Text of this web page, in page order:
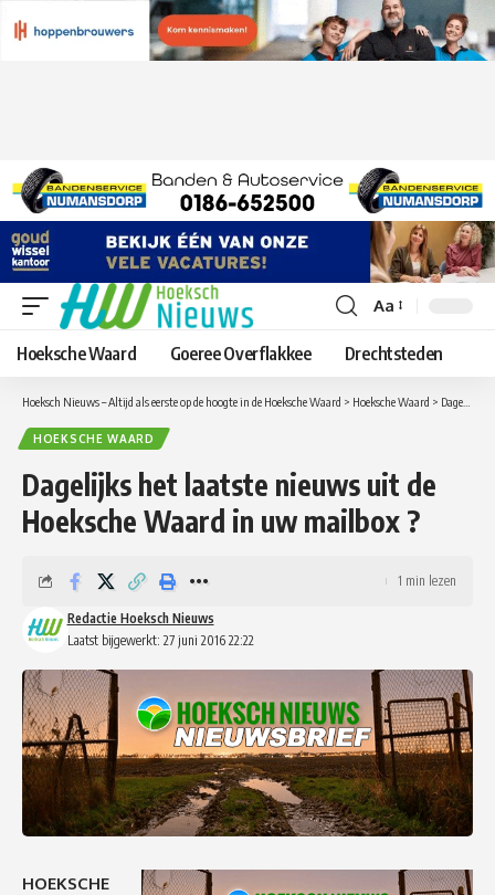
Lettergrootte
aanpassen
Aa
Hoeksche Waard Goeree Overflakkee Drechtsteden
Hoeksch Nieuws – Altijd als eerste op de hoogte in de Hoeksche Waard > Hoeksche Waard > Dagelijks het laatste nieuws uit de Hoeksche Waard in uw mailbox ?
HOEKSCHE WAARD
Dagelijks het laatste nieuws uit de
Hoeksche Waard in uw mailbox ?
Laatst bijgewerkt: 27 juni 2016 22:22
Redactie Hoeksch Nieuws
1 min lezen
HOEKSCHE